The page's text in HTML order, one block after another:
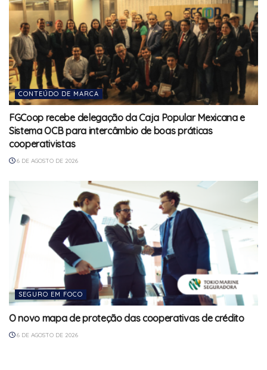
CONTEÚDO DE MARCA
FGCoop recebe delegação da Caja Popular Mexicana e
Sistema OCB para intercâmbio de boas práticas
cooperativistas
6 DE AGOSTO DE 2026
SEGURO EM FOCO
O novo mapa de proteção das cooperativas de crédito
6 DE AGOSTO DE 2026